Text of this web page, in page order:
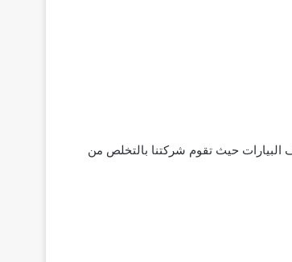
البيارات حيث تقوم شركتنا بالتخلص من